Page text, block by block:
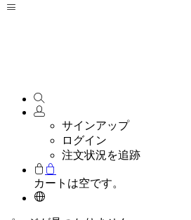
サインアップ
ログイン
注文状況を追跡
カートは空です。